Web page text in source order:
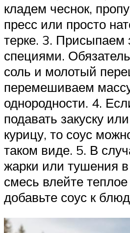
кладем чеснок,
пресс или просто
терке. 3. Присыпаем
специями.
соль и молотый
перемешиваем
однородности. 4.
подавать закуску
курицу, то соус
таком виде. 5. В
жарки или тушения
смесь влейте
добавьте соус к